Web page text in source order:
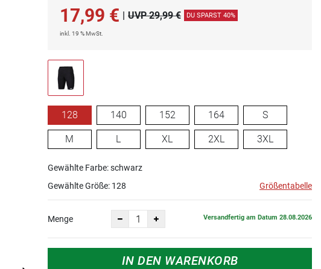
17,99 € | UVP 29,99 € DU SPARST 40%
inkl. 19 % MwSt.
128 140 152 164 S
M L XL 2XL 3XL
Gewählte Farbe: schwarz
Gewählte Größe: 128 Größentabelle
Menge Versandfertig am Datum 28.08.2026
IN DEN WARENKORB